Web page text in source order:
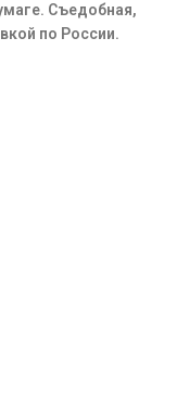
Съедобная,
по России.